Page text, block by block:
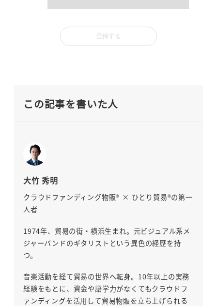
この記事を書いた人
大竹 秀明
クラウドファンディング物販® × ひとり貿易®の第一
人者
1974年、貿易の街・横浜生まれ。元ビジュアル系メ
ジャーバンドのギタリストという異色の経歴を持
つ。
音楽活動を経て貿易の世界へ転身。10年以上の実務
経験をもとに、資金や語学力がなくてもクラウドフ
ァンディングを活用して貿易物販を立ち上げられる